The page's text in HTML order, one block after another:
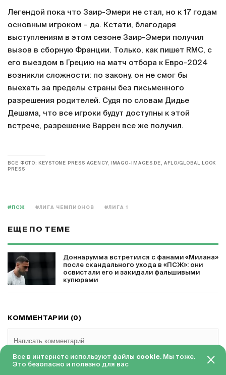
Легендой пока что Заир-Эмери не стал, но к 17 годам
основным игроком – да. Кстати, благодаря
выступлениям в этом сезоне Заир-Эмери получил
вызов в сборную Франции. Только, как пишет RMC, с
его выездом в Грецию на матч отбора к Евро-2024
возникли сложности: по закону, он не смог бы
выехать за пределы страны без письменного
разрешения родителей. Судя по словам Дидье
Дешама, что все игроки будут доступны к этой
встрече, разрешение Варрен все же получил.
ВСЕ ФОТО: KEYSTONE PRESS AGENCY, IMAGO-IMAGES.DE, AFLO/GLOBAL LOOK
PRESS
#ПСЖ #ЛИГА ЧЕМПИОНОВ #ЛИГА 1
ЕЩЕ ПО ТЕМЕ
Доннарумма встретился с фанами «Милана»
после скандального ухода в «ПСЖ»: они
освистали его и закидали фальшивыми
купюрами
КОММЕНТАРИИ (0)
Популярные Новые Первые
Все в интернете используют файлы cookie. Мы тоже.
Это безопасно и полезно для вас